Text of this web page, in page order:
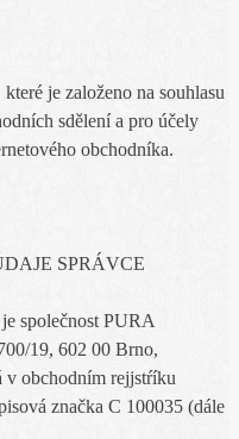
je založeno na souhlasu
sdělení a pro účely
obchodníka.
SPRÁVCE
společnost PURA
19, 602 00 Brno,
v obchodním rejjstŕíku
značka C 100035 (dále